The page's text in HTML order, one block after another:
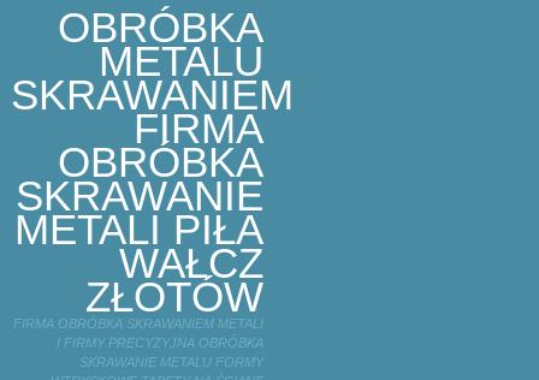
OBRÓBKA
METALU
SKRAWANIEM
FIRMA
OBRÓBKA
SKRAWANIE
METALI PIŁA
WAŁCZ
ZŁOTÓW
FIRMA OBRÓBKA SKRAWANIEM METALI
I FIRMY PRECYZYJNA OBRÓBKA
SKRAWANIE METALU FORMY